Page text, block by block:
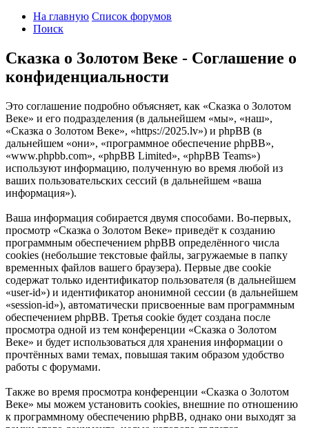
На главную Список форумов
Поиск
Сказка о Золотом Веке - Соглашение о
конфиденциальности
Это соглашение подробно объясняет, как «Сказка о Золотом
Веке» и его подразделения (в дальнейшем «мы», «наш»,
«Сказка о Золотом Веке», «https://2025.lv») и phpBB (в
дальнейшем «они», «программное обеспечение phpBB»,
«www.phpbb.com», «phpBB Limited», «phpBB Teams»)
используют информацию, полученную во время любой из
ваших пользовательских сессий (в дальнейшем «ваша
информация»).
Ваша информация собирается двумя способами. Во-первых,
просмотр «Сказка о Золотом Веке» приведёт к созданию
программным обеспечением phpBB определённого числа
cookies (небольшие текстовые файлы, загружаемые в папку
временных файлов вашего браузера). Первые две cookie
содержат только идентификатор пользователя (в дальнейшем
«user-id») и идентификатор анонимной сессии (в дальнейшем
«session-id»), автоматически присвоенные вам программным
обеспечением phpBB. Третья cookie будет создана после
просмотра одной из тем конференции «Сказка о Золотом
Веке» и будет использоваться для хранения информации о
прочтённых вами темах, повышая таким образом удобство
работы с форумами.
Также во время просмотра конференции «Сказка о Золотом
Веке» мы можем установить cookies, внешние по отношению
к программному обеспечению phpBB, однако они выходят за